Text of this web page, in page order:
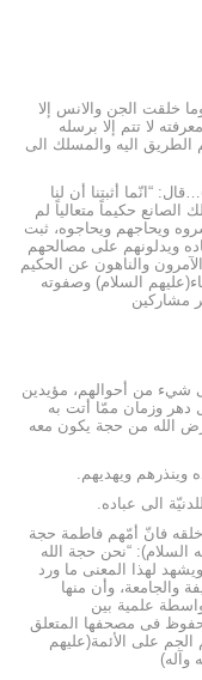
خلقت الجن والانس إلا
ومعرفته لا تتم إلا برسله
الطريق اليه والمسلك الى
“انّما أثبتنا أن لنا
الصانع حكيماً متعالياً لم
ويحاجهم ويحاجوه، ثبت
ويدلونهم على مصالحهم
والناهون عن الحكيم
السلام) وصفوته
مشاركين
شيء من أحوالهم، مؤيدين
دهر وزمان ممّا أتت به
أرض الله من حجة يكون معه
وينذرهم ويهديهم.
الى عباده.
خلقه فانّ أمّهم فاطمة حجة
السلام): “نحن حجة الله
وفاطمة(عليها السلام) حجّة علينا”(٢)، ويشهد لهذا المعنى ما ورد
والجامعة، وأن منها
علمية بين
فى مصحفها المتعلق
على الأئمة(عليهم
وآله)